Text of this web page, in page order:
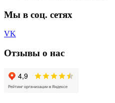
Мы в соц. сетях
VK
Отзывы о нас